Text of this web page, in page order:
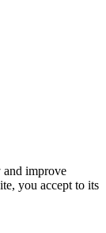
and improve
you accept to its